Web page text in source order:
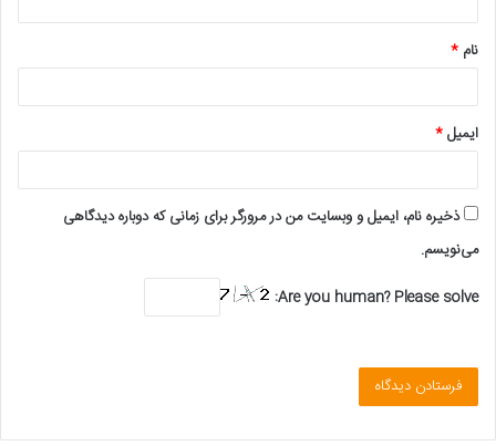
*
نام *
ایمیل*
ذخیره نام، ایمیل و وبسایت من در مرورگر برای زمانی که دوباره دیدگاهی
می‌نویسم.
Are you human? Please solve: